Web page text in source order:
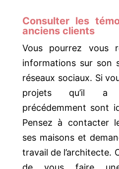
Consulter les
anciens clients
Vous pourrez vous
informations sur son
réseaux sociaux. Si
projets qu’il a
précédemment sont
Pensez à contacter
ses maisons et
travail de l’architecte.